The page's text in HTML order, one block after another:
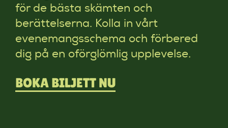
för de bästa skämten och
berättelserna. Kolla in vårt
evenemangsschema och förbered
dig på en oförglömlig upplevelse.
BOKA BILJETT NU